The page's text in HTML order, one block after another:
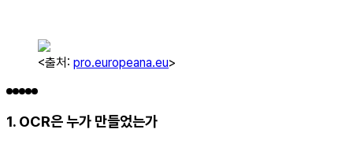
<출처: pro.europeana.eu>
1. OCR은 누가 만들었는가